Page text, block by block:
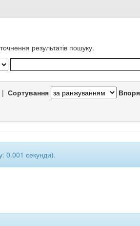
результатів пошуку.
| Сортування
0.001 секунди).